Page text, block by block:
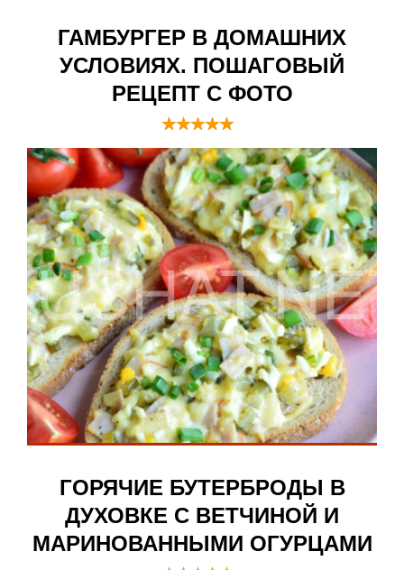
ГАМБУРГЕР В ДОМАШНИХ
УСЛОВИЯХ. ПОШАГОВЫЙ
РЕЦЕПТ С ФОТО
ГОРЯЧИЕ БУТЕРБРОДЫ В
ДУХОВКЕ С ВЕТЧИНОЙ И
МАРИНОВАННЫМИ ОГУРЦАМИ